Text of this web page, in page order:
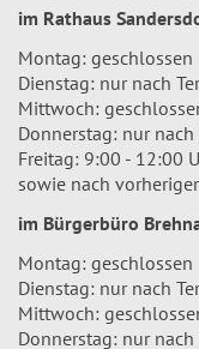
im Rathaus
Montag: geschlossen
Dienstag: nur nach
Mittwoch:
Donnerstag: nur
Freitag: 9:00 - 12:00
sowie nach
im Bürgerbüro
Montag: geschlossen
Dienstag: nur nach
Mittwoch:
Donnerstag: nur